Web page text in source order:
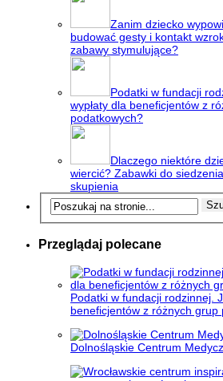
Zanim dziecko
budować gesty i kontakt
zabawy stymulujące?
Podatki w fundacji
wypłaty dla beneficjentów z
podatkowych?
Dlaczego niektóre
wiercić? Zabawki do
skupienia
Przeglądaj polecane
Podatki w fundacji rodzinnej.
beneficjentów z różnych grup
Dolnośląskie Centrum